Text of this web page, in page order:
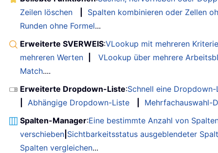
Zeilen löschen
Spalten kombinieren oder Zellen
Runden ohne Formel...
Erweiterte SVERWEIS:VLookup mit mehreren
mehreren Werten
VLookup über mehrere
Match....
Erweiterte Dropdown-Liste:Schnell eine
Abhängige Dropdown-Liste
Mehrfachauswahl-
Spalten-Manager:Eine bestimmte Anzahl von
verschieben Sichtbarkeitsstatus ausgeblendeter
Spalten vergleichen...